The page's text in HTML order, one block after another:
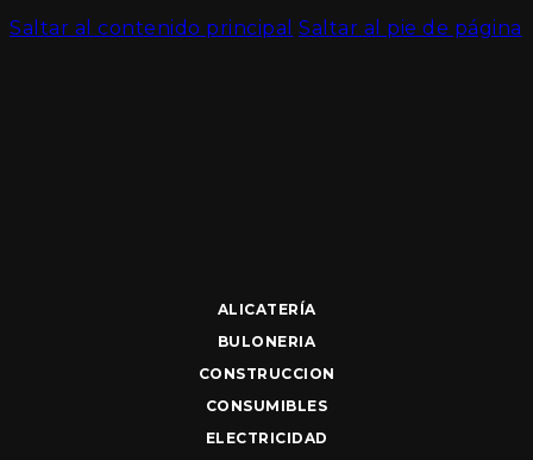
Saltar al contenido principal Saltar al pie de página
ALICATERÍA
BULONERIA
CONSTRUCCION
CONSUMIBLES
ELECTRICIDAD